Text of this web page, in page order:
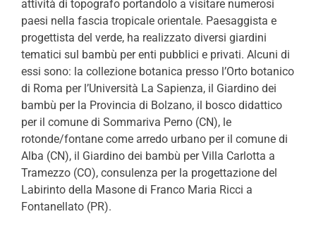
attività di topografo portandolo a visitare numerosi
paesi nella fascia tropicale orientale. Paesaggista e
progettista del verde, ha realizzato diversi giardini
tematici sul bambù per enti pubblici e privati. Alcuni di
essi sono: la collezione botanica presso l’Orto botanico
di Roma per l’Università La Sapienza, il Giardino dei
bambù per la Provincia di Bolzano, il bosco didattico
per il comune di Sommariva Perno (CN), le
rotonde/fontane come arredo urbano per il comune di
Alba (CN), il Giardino dei bambù per Villa Carlotta a
Tramezzo (CO), consulenza per la progettazione del
Labirinto della Masone di Franco Maria Ricci a
Fontanellato (PR).